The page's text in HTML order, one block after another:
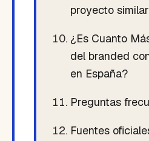
proyecto
¿Es Cuanto
del branded
en España?
Preguntas
Fuentes